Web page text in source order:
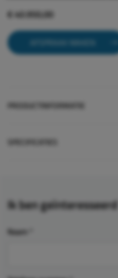
€ 40.950,00
AFSPRAAK MAKEN
PRODUCTINFORMATIE
SPECIFICATIES
Ik ben geïnteresseerd
Naam